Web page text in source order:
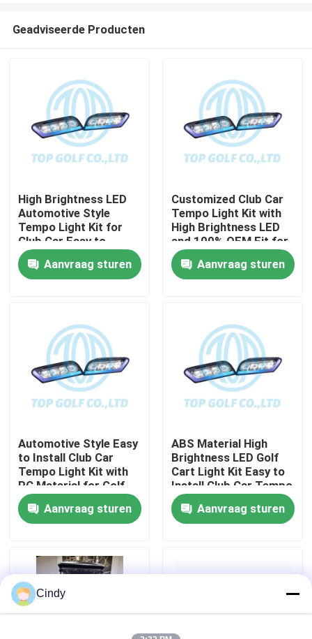
Huis
Producten
Ongeveer ons
Fabrieksreis
Kwaliteitscontrole
Contact de V.S.
Nieuws
Het Wieldekking van de golfkar
Het Dashboard van de golfkar
Geadviseerde Producten
High Brightness LED
Automotive Style
Tempo Light Kit for
Club Car Easy to
Install Golf Cart LED
Light KitAanvraag sturen
Customized Club Car
Tempo Light Kit with
High Brightness LED
and 100% OEM Fit for
Golf Cart
Aanvraag sturen
Automotive Style Easy
to Install Club Car
Tempo Light Kit with
PC Material for Golf
Cart LED Light Kit
Aanvraag sturen
ABS Material High
Brightness LED Golf
Cart Light Kit Easy to
Install Club Car Tempo
Aanvraag sturen
Cindy